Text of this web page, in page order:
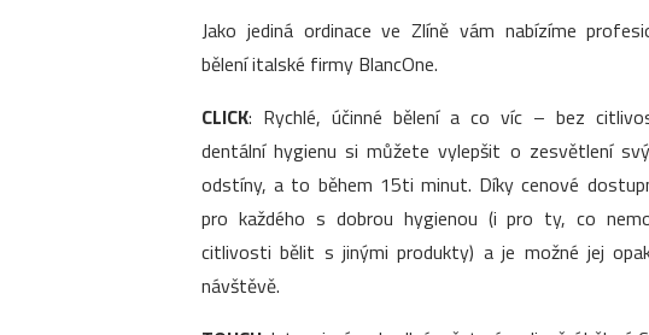
Jako jediná ordinace ve Zlíně vám nabízíme
bělení italské firmy BlancOne.
CLICK: Rychlé, účinné bělení a co víc – bez
dentální hygienu si můžete vylepšit o zesvětlení
odstíny, a to během 15ti minut. Díky cenové
pro každého s dobrou hygienou (i pro ty, co
citlivosti bělit s jinými produkty) a je možné jej
návštěvě.